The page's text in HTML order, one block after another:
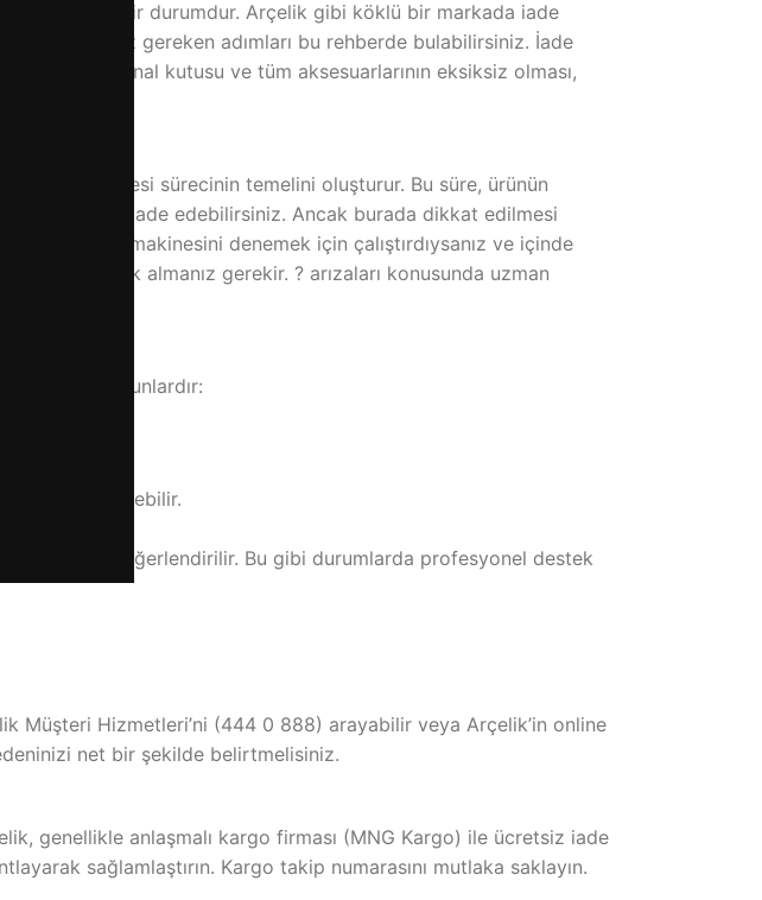
karşılaşılan bir durumdur. Arçelik gibi köklü bir markada iade
için izlemeniz gereken adımları bu rehberde bulabilirsiniz. İade
ürünün orijinal kutusu ve tüm aksesuarlarının eksiksiz olması,
ürün iadesi sürecinin temelini oluşturur. Bu süre, ürünün
göstermeden iade edebilirsiniz. Ancak burada dikkat edilmesi
bir çamaşır makinesini denemek için çalıştırdıysanız ve içinde
destek almanız gerekir. ? arızaları konusunda uzman
kurallar şunlardır:
bedeli düşebilir.
göre değerlendirilir. Bu gibi durumlarda profesyonel destek
Müşteri Hizmetleri’ni (444 0 888) arayabilir veya Arçelik’in online
net bir şekilde belirtmelisiniz.
genellikle anlaşmalı kargo firması (MNG Kargo) ile ücretsiz iade
sağlamlaştırın. Kargo takip numarasını mutlaka saklayın.